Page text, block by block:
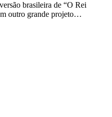
brasileira de “O Rei
outro grande projeto…